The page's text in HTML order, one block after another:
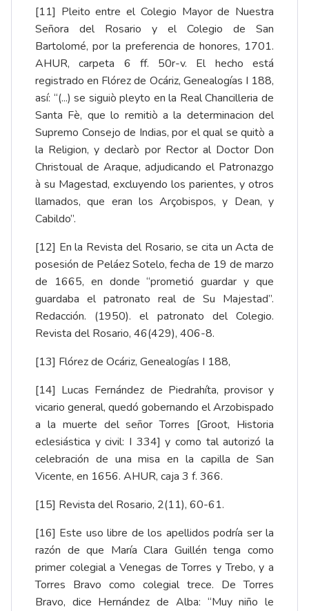
[11] Pleito entre el Colegio Mayor de Nuestra
Señora del Rosario y el Colegio de San
Bartolomé, por la preferencia de honores, 1701.
AHUR, carpeta 6 ff. 50r-v. El hecho está
registrado en Flórez de Ocáriz, Genealogías I 188,
así: “(...) se siguiò pleyto en la Real Chancilleria de
Santa Fè, que lo remitiò a la determinacion del
Supremo Consejo de Indias, por el qual se quitò a
la Religion, y declarò por Rector al Doctor Don
Christoual de Araque, adjudicando el Patronazgo
à su Magestad, excluyendo los parientes, y otros
llamados, que eran los Arçobispos, y Dean, y
Cabildo”.
[12] En la Revista del Rosario, se cita un Acta de
posesión de Peláez Sotelo, fecha de 19 de marzo
de 1665, en donde “prometió guardar y que
guardaba el patronato real de Su Majestad”.
Redacción. (1950). el patronato del Colegio.
Revista del Rosario, 46(429), 406-8.
[13] Flórez de Ocáriz, Genealogías I 188,
[14] Lucas Fernández de Piedrahíta, provisor y
vicario general, quedó gobernando el Arzobispado
a la muerte del señor Torres [Groot, Historia
eclesiástica y civil: I 334] y como tal autorizó la
celebración de una misa en la capilla de San
Vicente, en 1656. AHUR, caja 3 f. 366.
[15] Revista del Rosario, 2(11), 60-61.
[16] Este uso libre de los apellidos podría ser la
razón de que María Clara Guillén tenga como
primer colegial a Venegas de Torres y Trebo, y a
Torres Bravo como colegial trece. De Torres
Bravo, dice Hernández de Alba: “Muy niño le